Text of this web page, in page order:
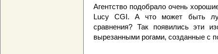
Агентство подобрало очень
Lucy CGI. А что может быть
сравнения? Так появились эти
вырезанными рогами, созданные с